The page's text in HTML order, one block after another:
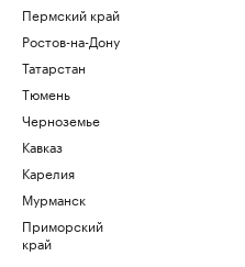
Пермский край
Ростов-на-Дону
Татарстан
Тюмень
Черноземье
Кавказ
Карелия
Мурманск
Приморский
край